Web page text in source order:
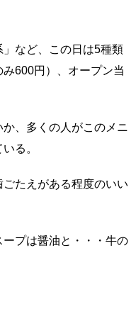
」など、この日は5種類
600円）、オープン当
、多くの人がこのメニ
る。
たえがある程度のいい
プは醤油と・・・牛の